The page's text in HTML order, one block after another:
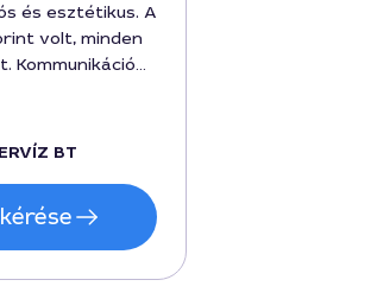
és esztétikus. A
volt, minden
Kommunikáció
BT